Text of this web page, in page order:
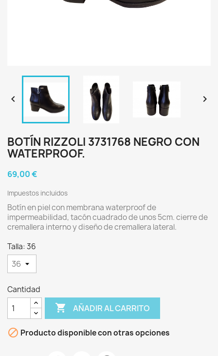
 
BOTÍN RIZZOLI 3731768 NEGRO CON
WATERPROOF.
69,00 €
Impuestos incluidos
Botín en piel con membrana waterproof de
impermeabilidad, tacón cuadrado de unos 5cm. cierre de
cremallera interno y diseño de cremallera lateral.
Talla: 36
Cantidad
 AÑADIR AL CARRITO
 Producto disponible con otras opciones